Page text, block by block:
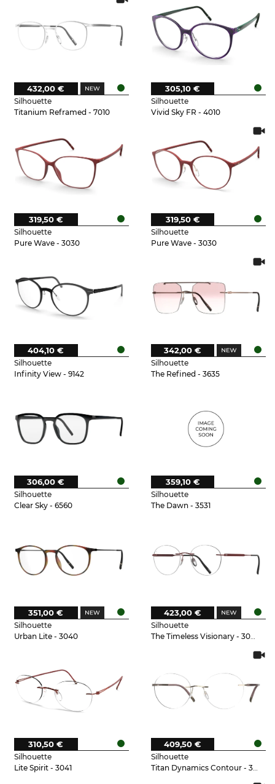
Silhouette
Titanium Reframed - 7010
432,00 €
Silhouette
Vivid Sky FR - 4010
305,10 €
Silhouette
Pure Wave - 3030
319,50 €
Silhouette
Pure Wave - 3030
319,50 €
Silhouette
Infinity View - 9142
404,10 €
Silhouette
The Refined - 3635
342,00 €
Silhouette
Clear Sky - 6560
306,00 €
Silhouette
The Dawn - 3531
359,10 €
Silhouette
Urban Lite - 3040
351,00 €
Silhouette
The Timeless Visionary - 3040
423,00 €
Silhouette
Lite Spirit - 3041
310,50 €
Silhouette
Titan Dynamics Contour - 3530
409,50 €